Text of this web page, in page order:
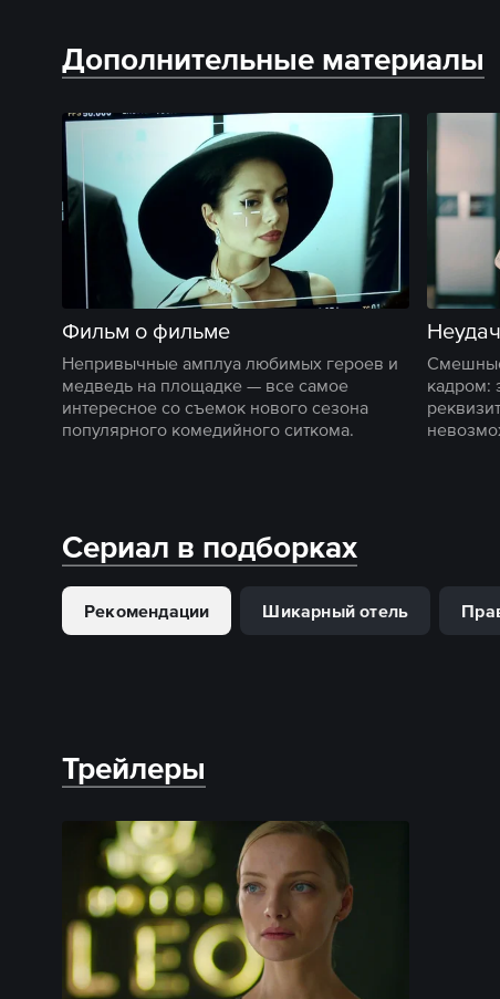
Дополнительные материалы
Фильм о фильме
Непривычные амплуа любимых героев и
медведь на площадке — все самое
интересное со съемок нового сезона
популярного комедийного ситкома.
кадром:
Сериал в подборках
Рекомендации Шикарный отель
Трейлеры